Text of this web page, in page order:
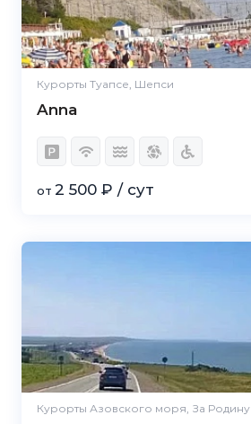
Курорты Туапсе, Шепси
Anna
от 2 500 ₽ / сут
Курорты Азовского моря, За Родину